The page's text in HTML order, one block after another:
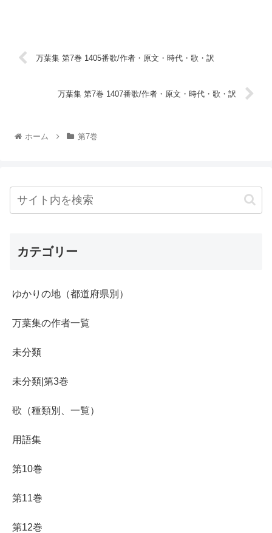
万葉集 第7巻 1405番歌/作者・原文・時代・歌・訳
万葉集 第7巻 1407番歌/作者・原文・時代・歌・訳
ホーム 第7巻
カテゴリー
ゆかりの地（都道府県別）
万葉集の作者一覧
未分類
未分類|第3巻
歌（種類別、一覧）
用語集
第10巻
第11巻
第12巻